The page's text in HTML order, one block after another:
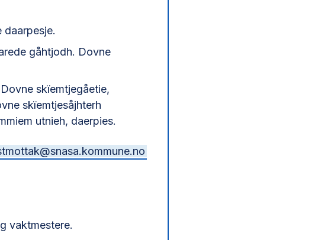
gåhtjodh. Dovne
skïemtjegåetie,
skïemtjesåjhterh
utnieh, daerpies.
vaktmestere.